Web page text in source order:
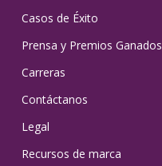
Casos de Éxito
Prensa y Premios Ganados
Carreras
Contáctanos
Legal
Recursos de marca